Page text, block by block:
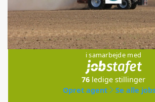
Jobs
i samarbejde med
76 ledige stillinger
Opret agent
Se alle